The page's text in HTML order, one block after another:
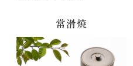
常滑焼